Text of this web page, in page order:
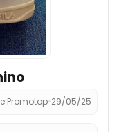
Promotop•29/05/25